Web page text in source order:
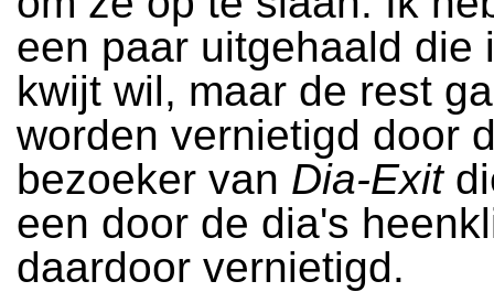
een paar uitgehaald die
kwijt wil, maar de rest
worden vernietigd door
bezoeker van Dia-Exit
een door de dia's
daardoor vernietigd.